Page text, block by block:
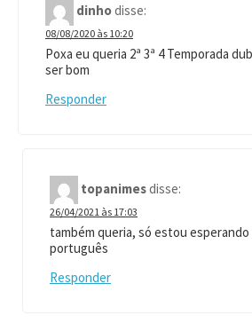
dinhodisse:
08/08/2020 às 10:20
Poxa eu queria 2ª 3ª 4 Temporada
ser bom
Responder
topanimesdisse:
26/04/2021 às 17:03
também queria, só estou esperando
português
Responder